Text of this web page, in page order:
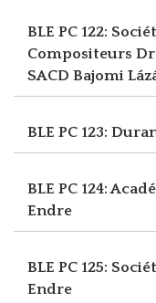
BLE PC 122:
Compositeurs
SACD Bajomi
BLE PC 123:
BLE PC 124:
Endre
BLE PC 125:
Endre